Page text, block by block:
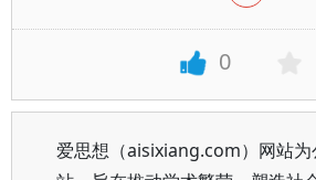
0
爱思想（aisixiang.com）网站为